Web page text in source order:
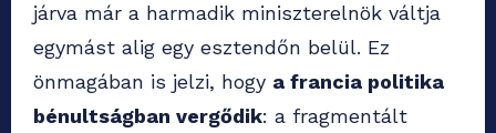
járva már a harmadik miniszterelnök váltja
egymást alig egy esztendőn belül. Ez
önmagában is jelzi, hogy a francia politika
bénultságban vergődik: a fragmentált